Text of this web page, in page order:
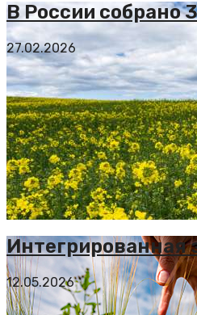
В России собрано
27.02.2026
Интегрированная
12.05.2026